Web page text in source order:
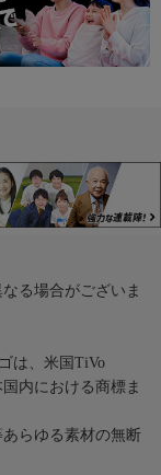
る場合がございま
は、米国TiVo
内における商標ま
らゆる素材の無断